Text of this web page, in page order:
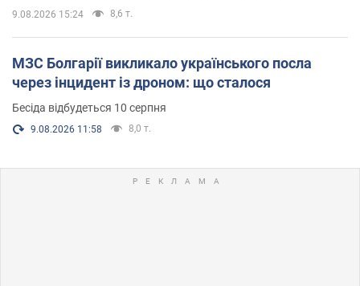
9.08.2026 15:24 8,6 т.
МЗС Болгарії викликало українського посла
через інцидент із дроном: що сталося
Бесіда відбудеться 10 серпня
9.08.2026 11:58 8,0 т.